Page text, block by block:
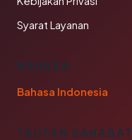
Syarat Layanan
BAHASA
Bahasa Indonesia
TAUTAN SAHABAT